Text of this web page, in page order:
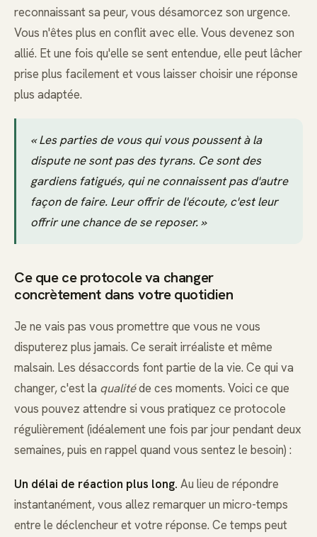
reconnaissant sa peur, vous désamorcez son urgence.
Vous n'êtes plus en conflit avec elle. Vous devenez son
allié. Et une fois qu'elle se sent entendue, elle peut lâcher
prise plus facilement et vous laisser choisir une réponse
plus adaptée.
« Les parties de vous qui vous poussent à la
dispute ne sont pas des tyrans. Ce sont des
gardiens fatigués, qui ne connaissent pas d'autre
façon de faire. Leur offrir de l'écoute, c'est leur
offrir une chance de se reposer. »
Ce que ce protocole va changer
concrètement dans votre quotidien
Je ne vais pas vous promettre que vous ne vous
disputerez plus jamais. Ce serait irréaliste et même
malsain. Les désaccords font partie de la vie. Ce qui va
changer, c'est la qualitéde ces moments. Voici ce que
vous pouvez attendre si vous pratiquez ce protocole
régulièrement (idéalement une fois par jour pendant deux
semaines, puis en rappel quand vous sentez le besoin) :
Un délai de réaction plus long. Au lieu de répondre
instantanément, vous allez remarquer un micro-temps
entre le déclencheur et votre réponse. Ce temps peut